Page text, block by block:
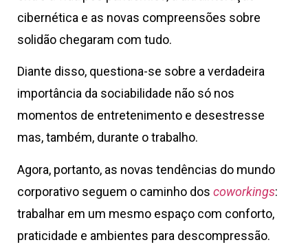
cibernética e as novas compreensões sobre
solidão chegaram com tudo.
Diante disso, questiona-se sobre a verdadeira
importância da sociabilidade não só nos
momentos de entretenimento e desestresse
mas, também, durante o trabalho.
Agora, portanto, as novas tendências do mundo
corporativo seguem o caminho dos coworkings:
trabalhar em um mesmo espaço com conforto,
praticidade e ambientes para descompressão.